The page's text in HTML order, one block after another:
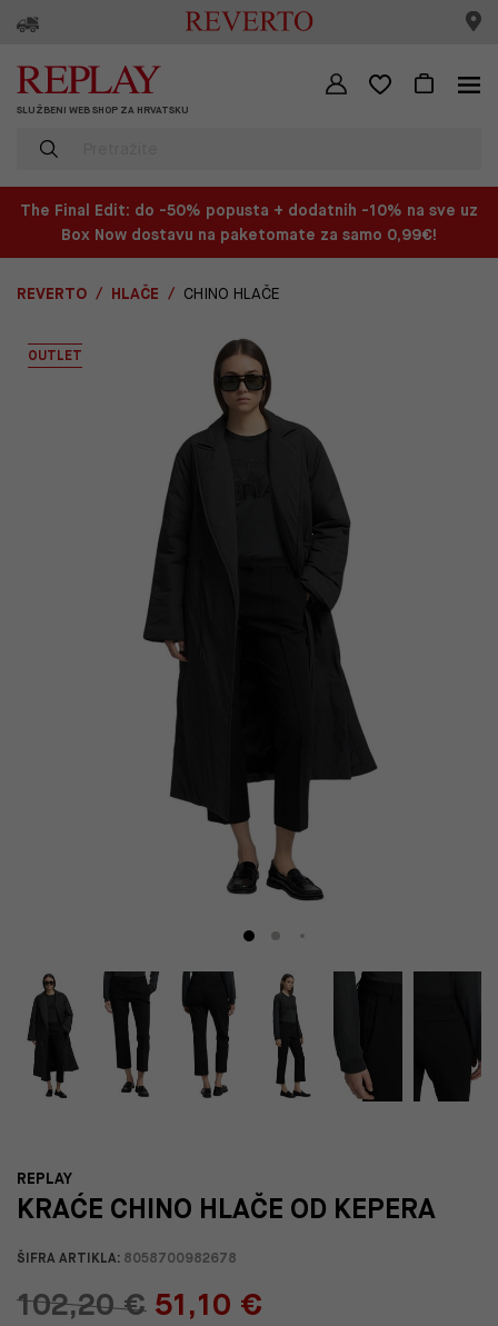
SLUŽBENI WEB SHOP ZA HRVATSKU
The Final Edit: do -50% popusta + dodatnih -10% na sve uz
Box Now dostavu na paketomate za samo 0,99€!
REVERTO HLAČE CHINO HLAČE
OUTLET
REPLAY
KRAĆE CHINO HLAČE OD KEPERA
ŠIFRA ARTIKLA: 8058700982678
102,20 € 51,10 €